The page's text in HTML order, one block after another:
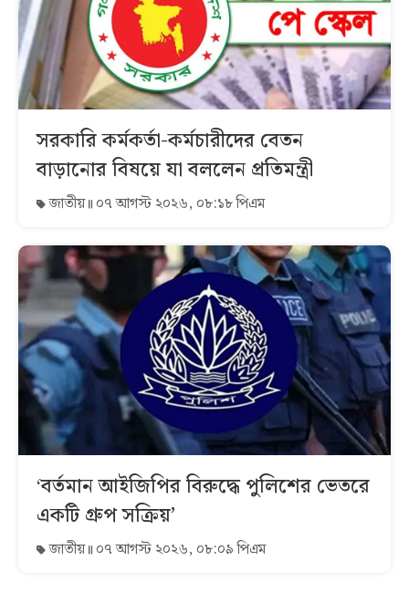
সরকারি কর্মকর্তা-কর্মচারীদের বেতন
বাড়ানোর বিষয়ে যা বললেন প্রতিমন্ত্রী
জাতীয় ০৭ আগস্ট ২০২৬, ০৮:১৮ পিএম
‘বর্তমান আইজিপির বিরুদ্ধে পুলিশের ভেতরে
একটি গ্রুপ সক্রিয়’
জাতীয় ০৭ আগস্ট ২০২৬, ০৮:০৯ পিএম